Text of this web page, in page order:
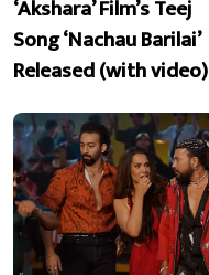
‘Akshara’ Film’s Teej
Song ‘Nachau Barilai’
Released (with video)